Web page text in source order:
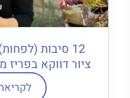
12 סיבות
ציור דווקא